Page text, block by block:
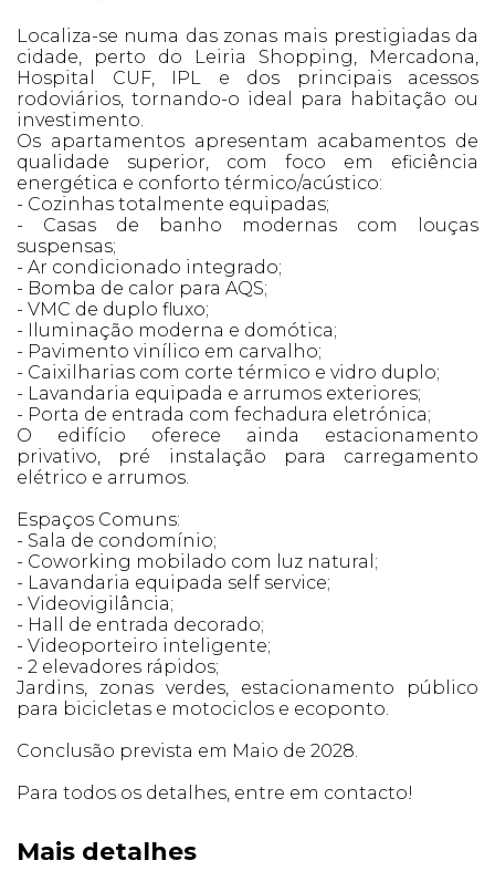
Localiza-se numa das zonas mais prestigiadas da
cidade, perto do Leiria Shopping, Mercadona,
Hospital CUF, IPL e dos principais acessos
rodoviários, tornando-o ideal para habitação ou
investimento.
Os apartamentos apresentam acabamentos de
qualidade superior, com foco em eficiência
energética e conforto térmico/acústico:
- Cozinhas totalmente equipadas;
- Casas de banho modernas com louças
suspensas;
- Ar condicionado integrado;
- Bomba de calor para AQS;
- VMC de duplo fluxo;
- Iluminação moderna e domótica;
- Pavimento vinílico em carvalho;
- Caixilharias com corte térmico e vidro duplo;
- Lavandaria equipada e arrumos exteriores;
- Porta de entrada com fechadura eletrónica;
O edifício oferece ainda estacionamento
privativo, pré instalação para carregamento
elétrico e arrumos.
Espaços Comuns:
- Sala de condomínio;
- Coworking mobilado com luz natural;
- Lavandaria equipada self service;
- Videovigilância;
- Hall de entrada decorado;
- Videoporteiro inteligente;
- 2 elevadores rápidos;
Jardins, zonas verdes, estacionamento público
para bicicletas e motociclos e ecoponto.
Conclusão prevista em Maio de 2028.
Para todos os detalhes, entre em contacto!
Mais detalhes